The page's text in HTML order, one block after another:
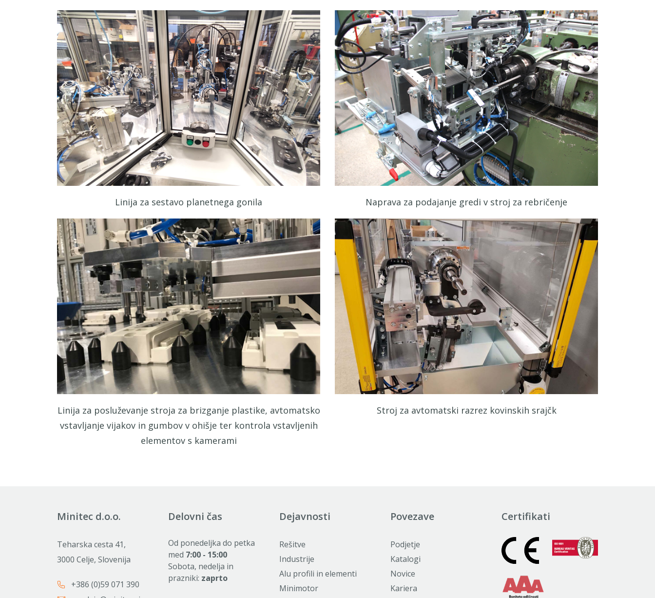
Linija za sestavo planetnega gonila Naprava za podajanje gredi v stroj za rebričenje
Linija za posluževanje stroja za brizganje plastike, avtomatsko
vstavljanje vijakov in gumbov v ohišje ter kontrola vstavljenih
elementov s kamerami
Stroj za avtomatski razrez kovinskih srajčk
Minitec d.o.o.
Teharska cesta 41,
3000 Celje, Slovenija
+386 (0)59 071 390
Delovni čas
Od ponedeljka do petka
med 7:00 - 15:00
Sobota, nedelja in
prazniki: zaprto
Dejavnosti
Rešitve
Industrije
Alu profili in elementi
Minimotor
Povezave
Podjetje
Katalogi
Novice
Kariera
Certifikati